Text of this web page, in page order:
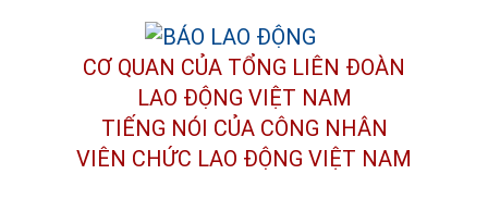
CƠ QUAN CỦA TỔNG LIÊN ĐOÀN
LAO ĐỘNG VIỆT NAM
TIẾNG NÓI CỦA CÔNG NHÂN
VIÊN CHỨC LAO ĐỘNG VIỆT NAM